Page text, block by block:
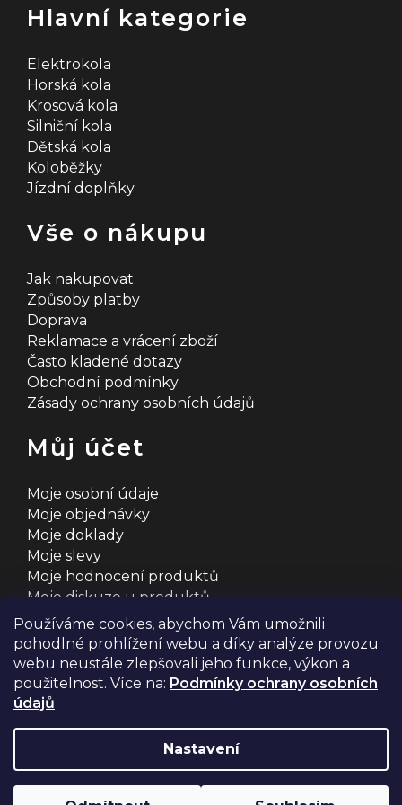
Používáme cookies, abychom Vám umožnili
pohodlné prohlížení webu a díky analýze provozu
webu neustále zlepšovali jeho funkce, výkon a
použitelnost. Více na: Podmínky ochrany osobních
údajů
Nastavení
Hlavní kategorie
Elektrokola
Horská kola
Krosová kola
Silniční kola
Dětská kola
Koloběžky
Jízdní doplňky
Vše o nákupu
Jak nakupovat
Způsoby platby
Doprava
Reklamace a vrácení zboží
Často kladené dotazy
Obchodní podmínky
Zásady ochrany osobních údajů
Můj účet
Moje osobní údaje
Moje objednávky
Moje doklady
Moje slevy
Moje hodnocení produktů
Moje diskuze u produktů
Shoptet s ❤️ vyšperkovalo